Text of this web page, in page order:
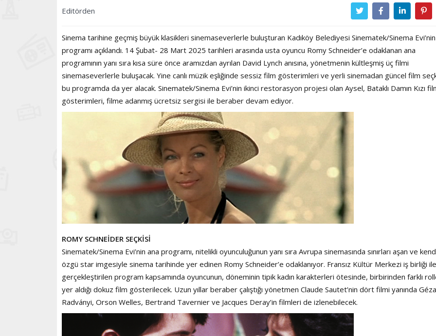
Editörden
Sinema tarihine geçmiş büyük klasikleri sinemaseverlerle buluşturan Kadıköy Belediyesi Sinematek/Sinema
programı açıklandı. 14 Şubat- 28 Mart 2025 tarihleri arasında usta oyuncu Romy Schneider’e odaklanan ana
programının yanı sıra kısa süre önce aramızdan ayrılan David Lynch anısına, yönetmenin kültleşmiş üç filmi
sinemaseverlerle buluşacak. Yine canlı müzik eşliğinde sessiz film gösterimleri ve yerli sinemadan güncel film
bu programda da yer alacak. Sinematek/Sinema Evi’nin ikinci restorasyon projesi olan Aysel, Bataklı Damın Kızı
gösterimleri, filme adanmış ücretsiz sergisi ile beraber devam ediyor.
ROMY SCHNEİDER SEÇKİSİ
Sinematek/Sinema Evi’nin ana programı, nitelikli oyunculuğunun yanı sıra Avrupa sinemasında sınırları aşan ve
özgü star imgesiyle sinema tarihinde yer edinen Romy Schneider’e odaklanıyor. Fransız Kültür Merkezi iş birliği ile
gerçekleştirilen program kapsamında oyuncunun, döneminin tipik kadın karakterleri ötesinde, birbirinden farklı
yer aldığı dokuz film gösterilecek. Uzun yıllar beraber çalıştığı yönetmen Claude Sautet’nin dört filmi yanında
Radványi, Orson Welles, Bertrand Tavernier ve Jacques Deray’in filmleri de izlenebilecek.
Haftanın Pusulası